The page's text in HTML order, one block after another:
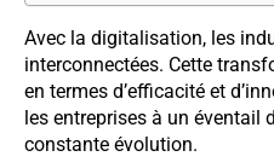
Avec la digitalisation, les
interconnectées. Cette
en termes d’efficacité et
les entreprises à un éventail
constante évolution.